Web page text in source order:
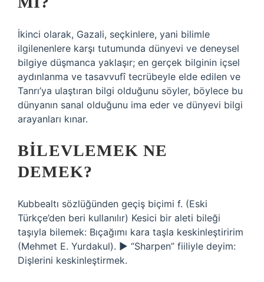
İkinci olarak, Gazali, seçkinlere, yani bilimle
ilgilenenlere karşı tutumunda dünyevi ve deneysel
bilgiye düşmanca yaklaşır; en gerçek bilginin içsel
aydınlanma ve tasavvufî tecrübeyle elde edilen ve
Tanrı’ya ulaştıran bilgi olduğunu söyler, böylece bu
dünyanın sanal olduğunu ima eder ve dünyevi bilgi
arayanları kınar.
BILEVLEMEK NE
DEMEK?
Kubbealtı sözlüğünden geçiş biçimi f. (Eski
Türkçe’den beri kullanılır) Kesici bir aleti bileği
taşıyla bilemek: Bıçağımı kara taşla keskinleştiririm
(Mehmet E. Yurdakul). ► “Sharpen” fiiliyle deyim:
Dişlerini keskinleştirmek.